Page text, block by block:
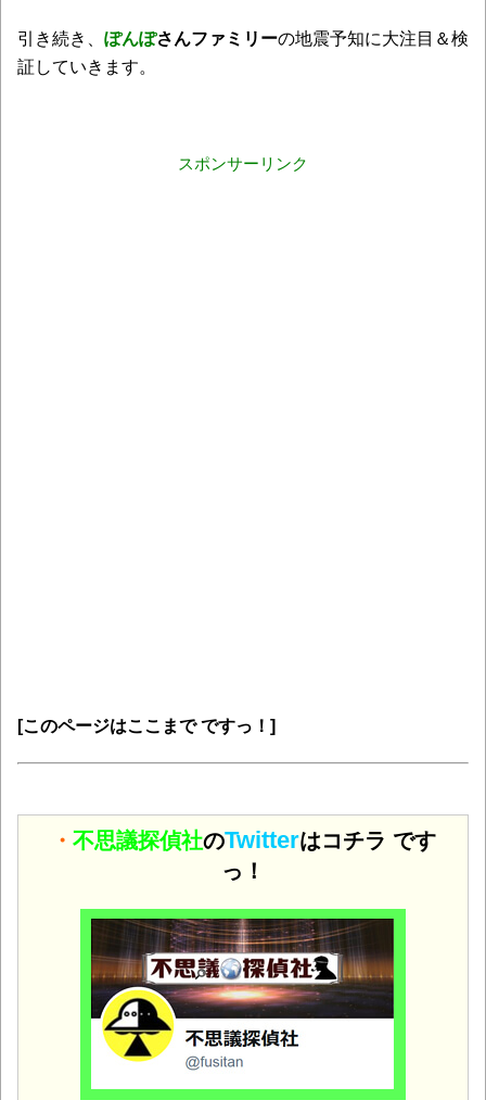
引き続き、 ぽんぽさんファミリーの地震予知に大注目＆検
証していきます。
スポンサーリンク
[このページはここまで ですっ！]
・ 不思議探偵社のTwitterはコチラ です
っ！